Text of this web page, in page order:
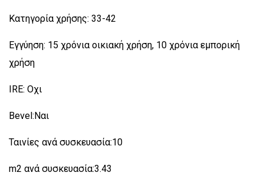
Κατηγορία χρήσης: 33-42
Εγγύηση: 15 χρόνια οικιακή χρήση, 10 χρόνια εμπορική
χρήση
IRE: Οχι
Bevel:Nαι
Ταινίες ανά συσκευασία:10
m2 ανά συσκευασία:3.43